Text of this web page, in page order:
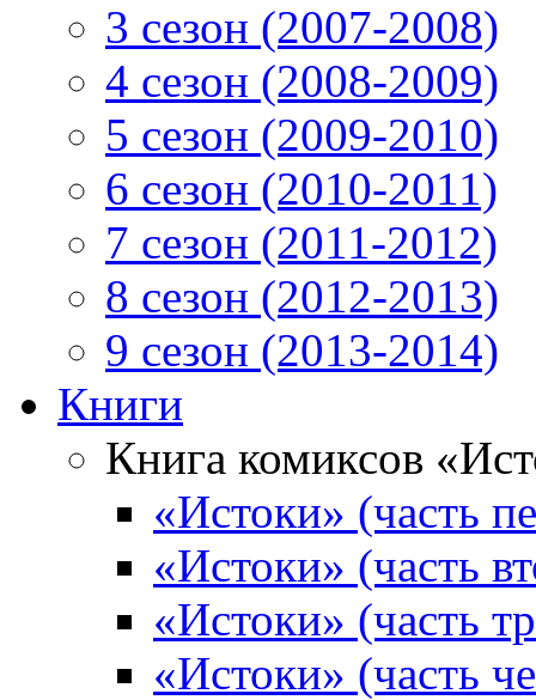
3 сезон (2007-2008)
4 сезон (2008-2009)
5 сезон (2009-2010)
6 сезон (2010-2011)
7 сезон (2011-2012)
8 сезон (2012-2013)
9 сезон (2013-2014)
Книги
Книга комиксов
«Истоки» (часть
«Истоки» (часть
«Истоки» (часть
«Истоки» (часть